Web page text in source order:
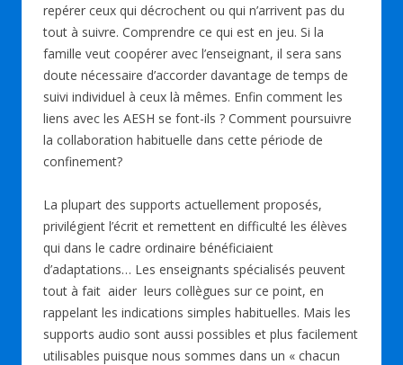
repérer ceux qui décrochent ou qui n’arrivent pas du
tout à suivre. Comprendre ce qui est en jeu. Si la
famille veut coopérer avec l’enseignant, il sera sans
doute nécessaire d’accorder davantage de temps de
suivi individuel à ceux là mêmes. Enfin comment les
liens avec les AESH se font-ils ? Comment poursuivre
la collaboration habituelle dans cette période de
confinement?
La plupart des supports actuellement proposés,
privilégient l’écrit et remettent en difficulté les élèves
qui dans le cadre ordinaire bénéficiaient
d’adaptations… Les enseignants spécialisés peuvent
tout à fait aider leurs collègues sur ce point, en
rappelant les indications simples habituelles. Mais les
supports audio sont aussi possibles et plus facilement
utilisables puisque nous sommes dans un « chacun